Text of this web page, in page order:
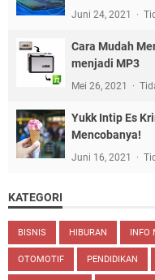
Juni 24, 2021
Cara Mudah
menjadi MP3
Mei 26, 2021
Yukk Intip Es
Mencobanya!
Juni 16, 2021
KATEGORI
BISNIS HIBURAN INFO
OTOMOTIF PENDIDIKAN